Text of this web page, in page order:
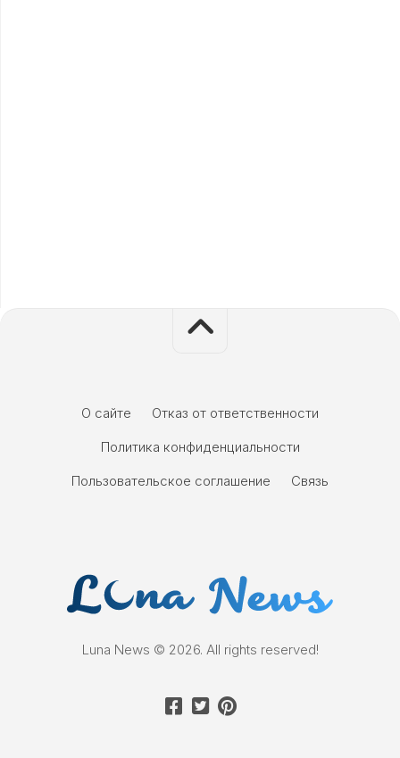
О сайте
Отказ от ответственности
Политика конфиденциальности
Пользовательское соглашение
Связь
Luna News © 2026. All rights reserved!